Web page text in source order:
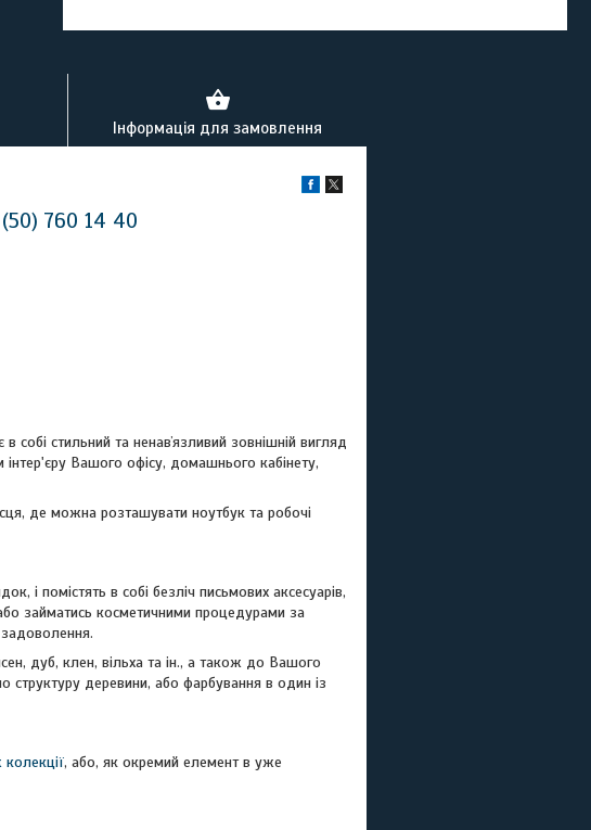
Інформація для замовлення
760 14 40
собі стильний та ненавʼязливий зовнішній вигляд
інтер'єру Вашого офісу, домашнього кабінету,
де можна розташувати ноутбук та робочі
і помістять в собі безліч письмових аксесуарів,
займатись косметичними процедурами за
дуб, клен, вільха та ін., а також до Вашого
структуру деревини, або фарбування в один із
, або, як окремий елемент в уже